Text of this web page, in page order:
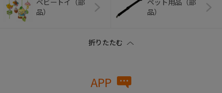
ベビートイ（部
品）
ペット用品（部
品）
APP